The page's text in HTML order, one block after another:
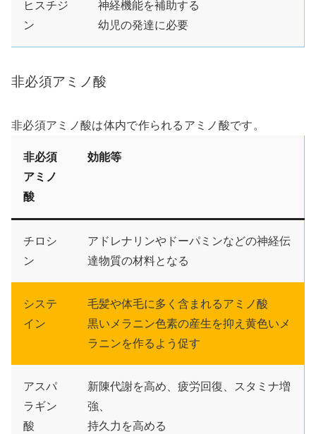
ヒスチジ
ン
神経機能を補助する
幼児の発達に必要
非必須アミノ酸
非必須アミノ酸は体内で作られるアミノ酸です。
非必須
アミノ
酸
効能等
チロシ
ン
アドレナリンやドーパミンなどの神経伝
達物質の材料となる
システ
イン
毛髪や体毛に多く含まれるアミノ酸
黒いメラニン色素の産生を抑え黄色いメ
ラニンを作るよう促す
アスパ
ラギン
酸
新陳代謝を高め、疲労回復、スタミナ増
強、
持久力を高める